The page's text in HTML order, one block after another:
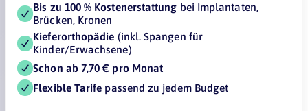
Bis zu 100 % Kostenerstattung bei Implantaten,
Brücken, Kronen
Kieferorthopädie (inkl. Spangen für
Kinder/Erwachsene)
Schon ab 7,70 € pro Monat
Flexible Tarife passend zu jedem Budget